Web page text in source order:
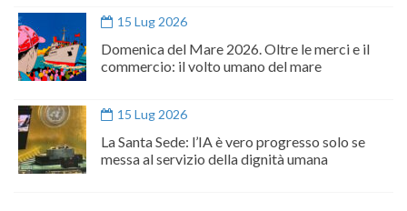
15 Lug 2026
Domenica del Mare 2026. Oltre le merci e il
commercio: il volto umano del mare
15 Lug 2026
La Santa Sede: l’IA è vero progresso solo se
messa al servizio della dignità umana